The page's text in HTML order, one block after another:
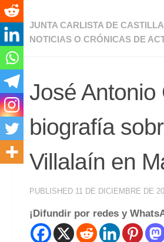
JUNTA CARLISTA DE CASTILLA
NOTICIAS O CRÓNICAS DE
José Antonio
biografía
Villalaín en
PUBLISHED 11 DE DICIEMBRE DE
¡Difundir por redes y